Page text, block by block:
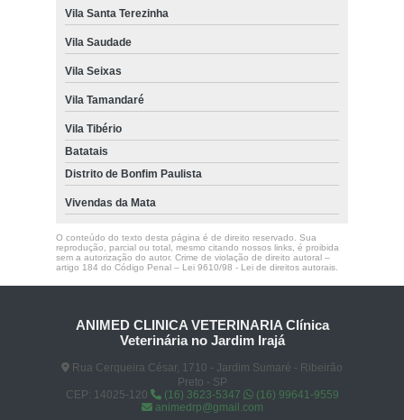
Vila Santa Terezinha
Vila Saudade
Vila Seixas
Vila Tamandaré
Vila Tibério
Batatais
Distrito de Bonfim Paulista
Vivendas da Mata
O conteúdo do texto desta página é de direito reservado. Sua
reprodução, parcial ou total, mesmo citando nossos links, é proibida
sem a autorização do autor. Crime de violação de direito autoral –
artigo 184 do Código Penal – Lei 9610/98 - Lei de direitos autorais.
ANIMED CLINICA VETERINARIA Clínica
Veterinária no Jardim Irajá
Rua Cerqueira César, 1710 - Jardim Sumaré - Ribeirão
Preto - SP
CEP: 14025-120
(16) 3623-5347
(16) 99641-9559
animedrp@gmail.com